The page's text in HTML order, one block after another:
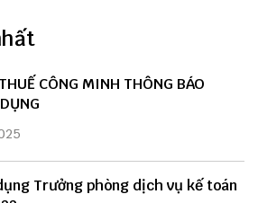
CÔNG MINH THÔNG BÁO
Trưởng phòng dịch vụ kế toán